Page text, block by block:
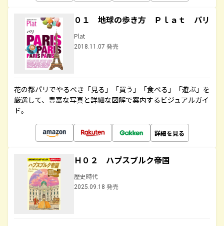
０１ 地球の歩き方 Ｐｌａｔ パリ
Plat
2018.11.07 発売
花の都パリでやるべき「見る」「買う」「食べる」「遊ぶ」を
厳選して、豊富な写真と詳細な図解で案内するビジュアルガイ
ド。
詳細を見る
Ｈ０２ ハプスブルク帝国
歴史時代
2025.09.18 発売